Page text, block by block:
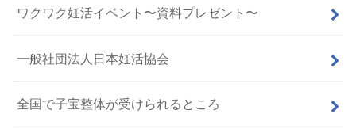
ワクワク妊活イベント〜資料プレゼント〜
一般社団法人日本妊活協会
全国で子宝整体が受けられるところ